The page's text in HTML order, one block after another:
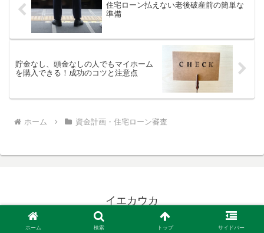
住宅ローン払えない老後破産前の簡単な
準備
貯金なし、頭金なしの人でもマイホーム
を購入できる！成功のコツと注意点
ホーム 資金計画・住宅ローン審査
イエカウカ
© 2015 イエカウカ.
ホーム 検索 トップ サイドバー